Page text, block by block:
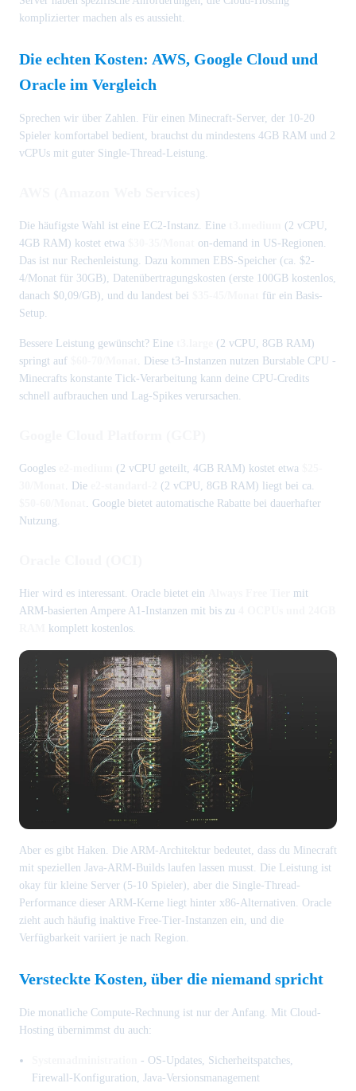
komplizierter machen als es aussieht.
Die echten Kosten: AWS, Google Cloud und
Oracle im Vergleich
Sprechen wir über Zahlen. Für einen Minecraft-Server, der 10-20
Spieler komfortabel bedient, brauchst du mindestens 4GB RAM und 2
vCPUs mit guter Single-Thread-Leistung.
Die häufigste Wahl ist eine EC2-Instanz. Eine
(2 vCPU,
4GB RAM) kostet etwa
on-demand in US-Regionen.
Das ist nur Rechenleistung. Dazu kommen EBS-Speicher (ca. $2-
4/Monat für 30GB), Datenübertragungskosten (erste 100GB kostenlos,
danach $0,09/GB), und du landest bei
für ein Basis-
Setup.
Bessere Leistung gewünscht? Eine
(2 vCPU, 8GB RAM)
springt auf
. Diese t3-Instanzen nutzen Burstable CPU -
Minecrafts konstante Tick-Verarbeitung kann deine CPU-Credits
schnell aufbrauchen und Lag-Spikes verursachen.
Googles (2 vCPU geteilt, 4GB RAM) kostet etwa
. Die
(2 vCPU, 8GB RAM) liegt bei ca.
. Google bietet automatische Rabatte bei dauerhafter
Nutzung.
Hier wird es interessant. Oracle bietet ein
mit
ARM-basierten Ampere A1-Instanzen mit bis zu
komplett kostenlos.
Aber es gibt Haken. Die ARM-Architektur bedeutet, dass du Minecraft
mit speziellen Java-ARM-Builds laufen lassen musst. Die Leistung ist
okay für kleine Server (5-10 Spieler), aber die Single-Thread-
Performance dieser ARM-Kerne liegt hinter x86-Alternativen. Oracle
zieht auch häufig inaktive Free-Tier-Instanzen ein, und die
Verfügbarkeit variiert je nach Region.
Versteckte Kosten, über die niemand spricht
Die monatliche Compute-Rechnung ist nur der Anfang. Mit Cloud-
Hosting übernimmst du auch:
- OS-Updates, Sicherheitspatches,
Firewall-Konfiguration, Java-Versionsmanagement